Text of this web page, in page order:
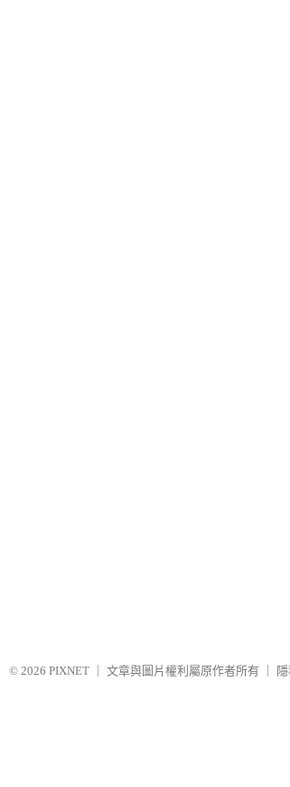
© 2026 PIXNET 文章與圖片權利屬原作者所有